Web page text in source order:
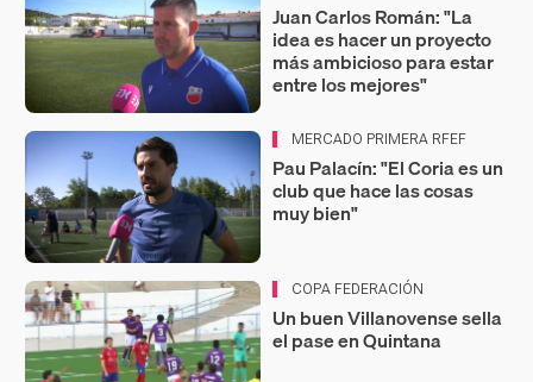
Juan Carlos Román: "La
idea es hacer un proyecto
más ambicioso para estar
entre los mejores"
MERCADO PRIMERA RFEF
Pau Palacín: "El Coria es un
club que hace las cosas
muy bien"
COPA FEDERACIÓN
Un buen Villanovense sella
el pase en Quintana